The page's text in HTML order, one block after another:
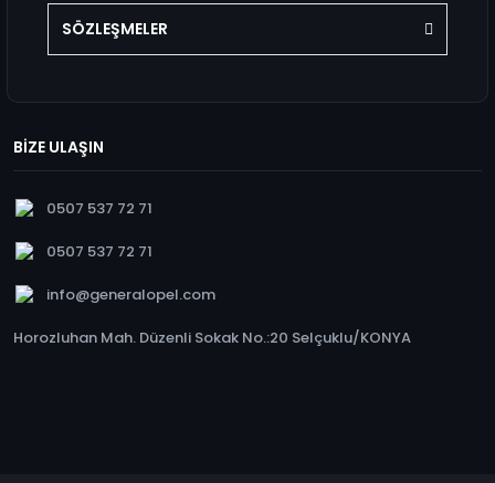
SÖZLEŞMELER
BİZE ULAŞIN
0507 537 72 71
0507 537 72 71
info@generalopel.com
Horozluhan Mah. Düzenli Sokak No.:20 Selçuklu/KONYA